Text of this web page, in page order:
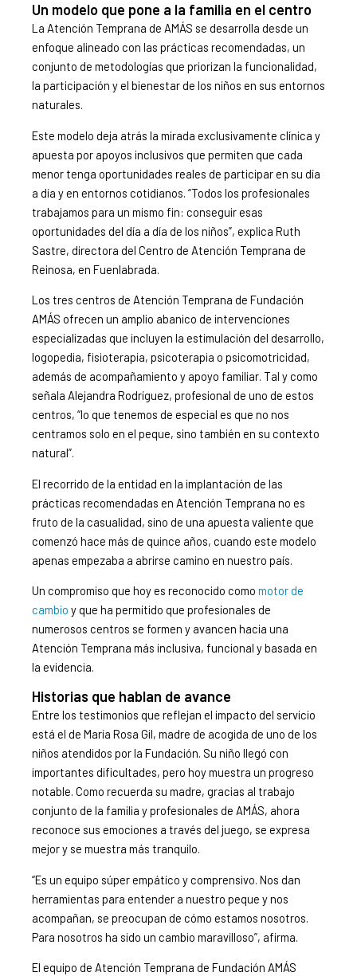
Un modelo que pone a la familia en el centro
La Atención Temprana de AMÁS se desarrolla desde un
enfoque alineado con las prácticas recomendadas, un
conjunto de metodologías que priorizan la funcionalidad,
la participación y el bienestar de los niños en sus entornos
naturales.
Este modelo deja atrás la mirada exclusivamente clínica y
apuesta por apoyos inclusivos que permiten que cada
menor tenga oportunidades reales de participar en su día
a día y en entornos cotidianos. “Todos los profesionales
trabajamos para un mismo fin: conseguir esas
oportunidades del día a día de los niños”, explica Ruth
Sastre, directora del Centro de Atención Temprana de
Reinosa, en Fuenlabrada.
Los tres centros de Atención Temprana de Fundación
AMÁS ofrecen un amplio abanico de intervenciones
especializadas que incluyen la estimulación del desarrollo,
logopedia, fisioterapia, psicoterapia o psicomotricidad,
además de acompañamiento y apoyo familiar. Tal y como
señala Alejandra Rodríguez, profesional de uno de estos
centros, “lo que tenemos de especial es que no nos
centramos solo en el peque, sino también en su contexto
natural”.
El recorrido de la entidad en la implantación de las
prácticas recomendadas en Atención Temprana no es
fruto de la casualidad, sino de una apuesta valiente que
comenzó hace más de quince años, cuando este modelo
apenas empezaba a abrirse camino en nuestro país.
Un compromiso que hoy es reconocido como motor de
cambio y que ha permitido que profesionales de
numerosos centros se formen y avancen hacia una
Atención Temprana más inclusiva, funcional y basada en
la evidencia.
Historias que hablan de avance
Entre los testimonios que reflejan el impacto del servicio
está el de María Rosa Gil, madre de acogida de uno de los
niños atendidos por la Fundación. Su niño llegó con
importantes dificultades, pero hoy muestra un progreso
notable. Como recuerda su madre, gracias al trabajo
conjunto de la familia y profesionales de AMÁS, ahora
reconoce sus emociones a través del juego, se expresa
mejor y se muestra más tranquilo.
“Es un equipo súper empático y comprensivo. Nos dan
herramientas para entender a nuestro peque y nos
acompañan, se preocupan de cómo estamos nosotros.
Para nosotros ha sido un cambio maravilloso”, afirma.
El equipo de Atención Temprana de Fundación AMÁS